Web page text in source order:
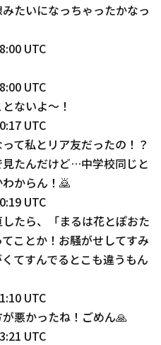
たいになっちゃったかなっ
UTC
UTC
ないよ〜！
UTC
て私とリア友だったの！？
たんだけど…中学校同じと
からん！🙇
UTC
たら、「まるは花とぽおた
ことか！お騒がせしてすみ
てすんでるとこも違うもん
UTC
悪かったね！ごめん🙏
UTC